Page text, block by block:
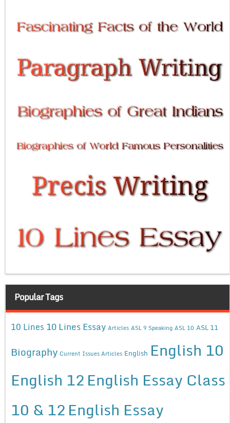
Popular Tags
10 Lines 10 Lines Essay Articles ASL 9 Speaking ASL 10 ASL 11
Biography Current Issues Articles English English 10
English 12English Essay Class
10 & 12English Essay